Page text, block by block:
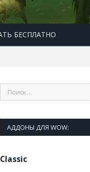
БЕСПЛАТНО
АДДОНЫ ДЛЯ WOW:
Classic